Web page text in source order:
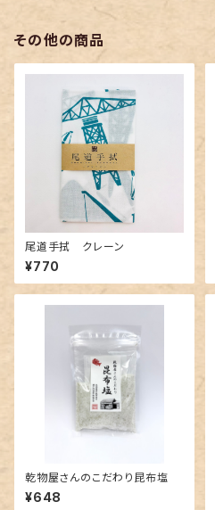
その他の商品
尾道手拭 クレーン
¥770
乾物屋さんのこだわり昆布塩
¥648